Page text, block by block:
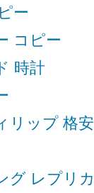
ー
コピー
時計
リップ 格安
グ レプリカ